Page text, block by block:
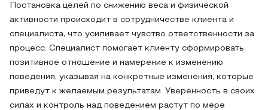
Постановка целей по снижению веса и физической
активности происходит в сотрудничестве клиента и
специалиста, что усиливает чувство ответственности за
процесс. Специалист помогает клиенту сформировать
позитивное отношение и намерение к изменению
поведения, указывая на конкретные изменения, которые
приведут к желаемым результатам. Уверенность в своих
силах и контроль над поведением растут по мере